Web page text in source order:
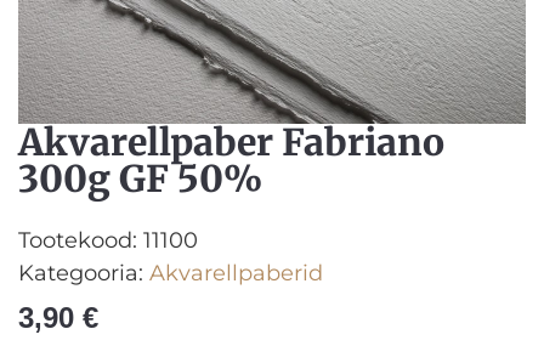
Akvarellpaber Fabriano
300g GF 50%
Tootekood: 11100
Kategooria: Akvarellpaberid
3,90 €